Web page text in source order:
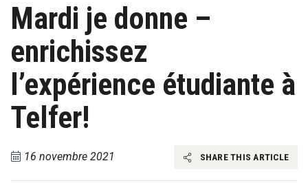
Mardi je donne –
enrichissez
l’expérience étudiante à
Telfer!
16 novembre 2021 SHARE THIS ARTICLE